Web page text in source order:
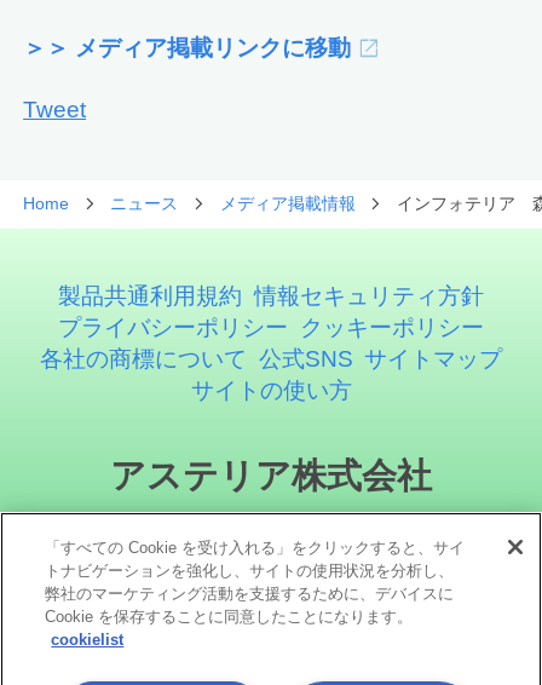
＞＞ メディア掲載リンクに移動
Tweet
Home ニュース メディア掲載情報 インフォテリア
製品共通利用規約 情報セキュリティ方針
プライバシーポリシー
クッキーポリシー
各社の商標について 公式SNS サイトマップ
サイトの使い方
アステリア株式会社
「すべての Cookie を受け入れる」をクリックすると、サイ
トナビゲーションを強化し、サイトの使用状況を分析し、
弊社のマーケティング活動を支援するために、デバイスに
Cookie を保存することに同意したことになります。
cookielist